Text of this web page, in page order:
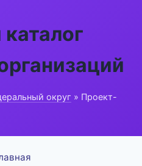
округ » Проект-